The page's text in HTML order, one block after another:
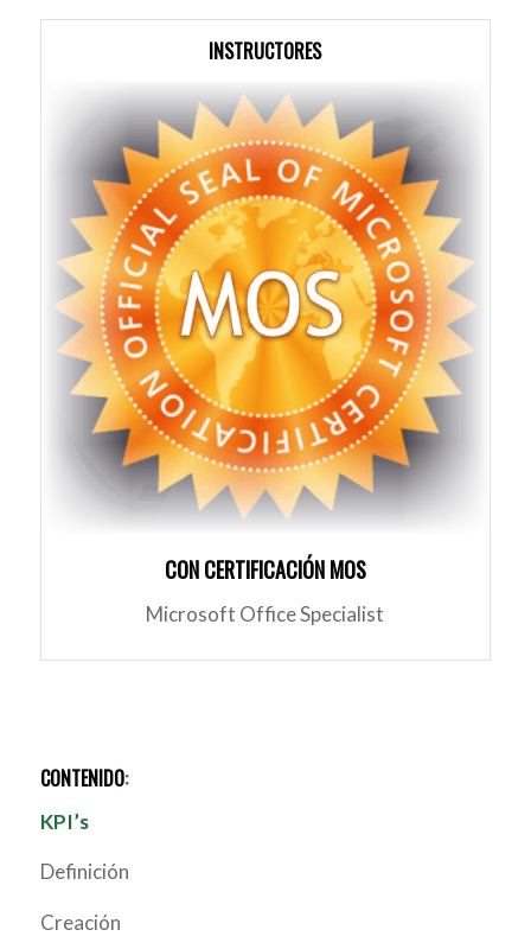
INSTRUCTORES
CON CERTIFICACIÓN MOS
Microsoft Office Specialist
CONTENIDO:
KPI’s
Definición
Creación